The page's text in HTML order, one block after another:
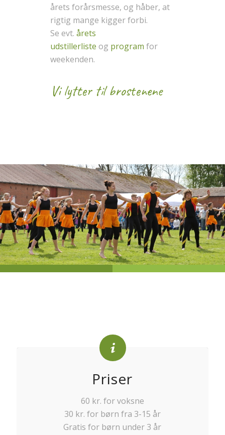
årets forårsmesse, og håber, at
rigtig mange kigger forbi.
Se evt. årets
udstillerliste og program for
weekenden.
Vi lytter til brostenene
Priser
60 kr. for voksne
30 kr. for børn fra 3-15 år
Gratis for børn under 3 år